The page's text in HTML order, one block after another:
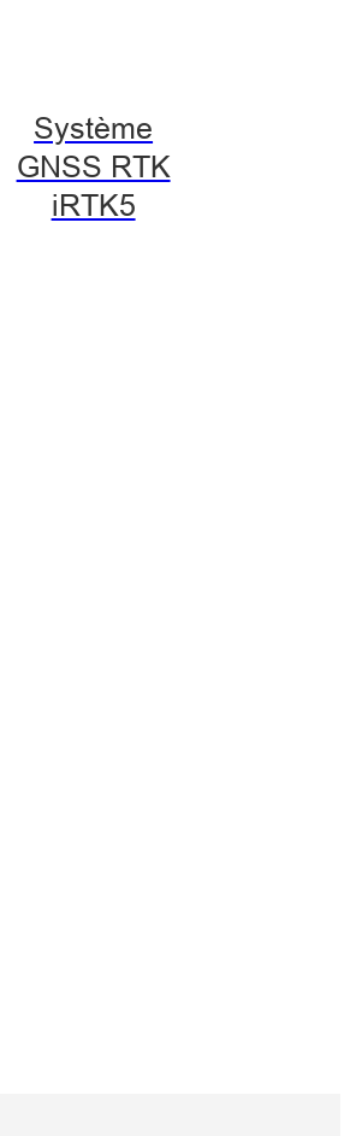
Système
GNSS RTK
iRTK5